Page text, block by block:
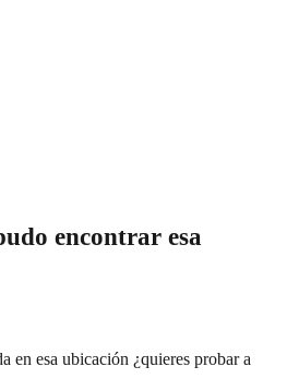
encontrar esa
en esa ubicación ¿quieres probar a